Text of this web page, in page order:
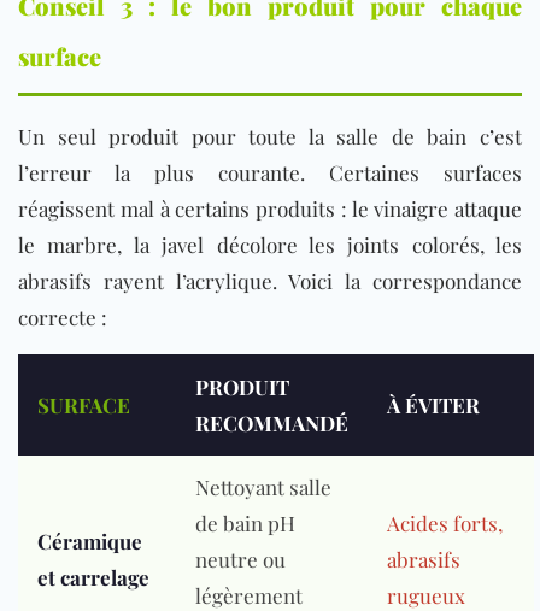
surface
Un seul produit pour toute la salle de bain c’est
l’erreur la plus courante. Certaines surfaces
réagissent mal à certains produits : le vinaigre attaque
le marbre, la javel décolore les joints colorés, les
abrasifs rayent l’acrylique. Voici la correspondance
correcte :
SURFACE
PRODUIT
RECOMMANDÉ
À ÉVITER
Céramique
et carrelage
Nettoyant salle
de bain pH
neutre ou
légèrement
Acides forts,
abrasifs
rugueux